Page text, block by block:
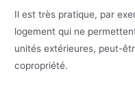
Il est très pratique, par
logement qui ne
unités extérieures, peut-
copropriété.